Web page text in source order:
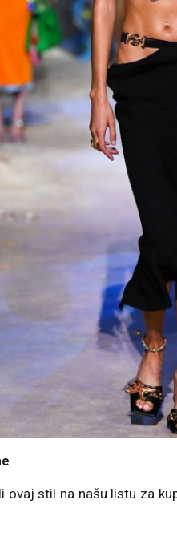
ovaj stil na našu listu za